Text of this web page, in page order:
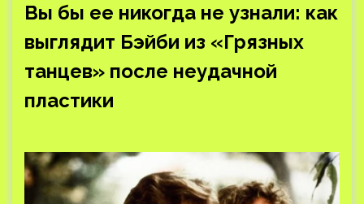
Вы бы ее никогда не узнали: как
выглядит Бэйби из «Грязных
танцев» после неудачной
пластики